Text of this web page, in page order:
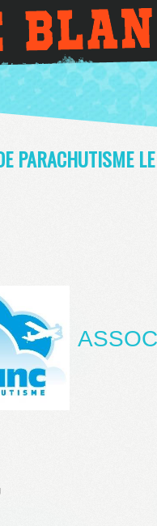
PARACHUTISME